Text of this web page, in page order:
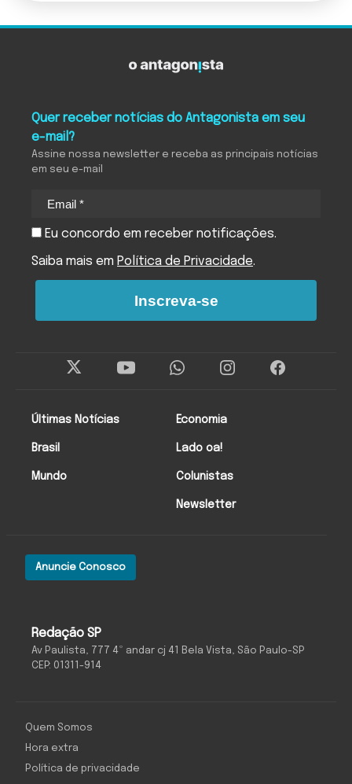
Redação SP
Av Paulista, 777 4º andar cj 41 Bela Vista, São Paulo-SP
CEP: 01311-914
Anuncie Conosco
Últimas Notícias
Brasil
Mundo
Economia
Lado oa!
Colunistas
Newsletter
Quer receber notícias do Antagonista em seu
e-mail?
Assine nossa newsletter e receba as principais notícias
em seu e-mail
Eu concordo em receber notificações.
Saiba mais em Política de Privacidade.
Inscreva-se
Quem Somos
Hora extra
Política de privacidade